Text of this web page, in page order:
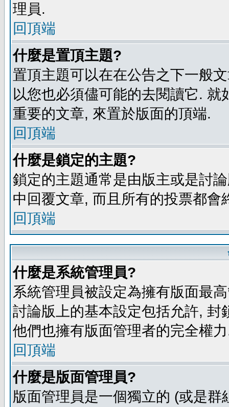
理員.
回頂端
什麼是置頂主題?
置頂主題可以在在公告之下一般
以您也必須儘可能的去閱讀它.
重要的文章, 來置於版面的頂端.
回頂端
什麼是鎖定的主題?
鎖定的主題通常是由版主或是討
中回覆文章, 而且所有的投票都
回頂端
什麼是系統管理員?
系統管理員被設定為擁有版面最
討論版上的基本設定包括允許,
他們也擁有版面管理者的完全權
回頂端
什麼是版面管理員?
版面管理員是一個獨立的 (或是